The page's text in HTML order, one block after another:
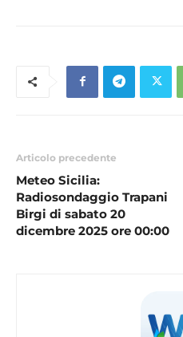
Articolo precedente
Meteo Sicilia:
Radiosondaggio Trapani
Birgi di sabato 20
dicembre 2025 ore 00:00